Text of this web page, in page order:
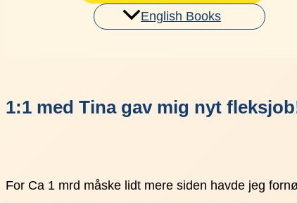
English Books
1:1 med Tina gav mig nyt
For Ca 1 mrd måske lidt mere siden havde jeg